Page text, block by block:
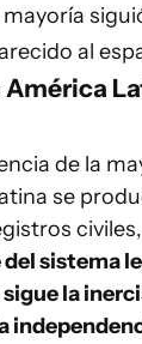
al
América
de la
se
del sistema
la